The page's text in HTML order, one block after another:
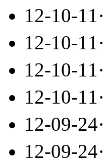
12-10-11·
12-10-11·
12-10-11·
12-10-11·
12-09-24·
12-09-24·